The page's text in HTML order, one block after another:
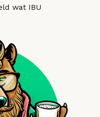
wat IBU